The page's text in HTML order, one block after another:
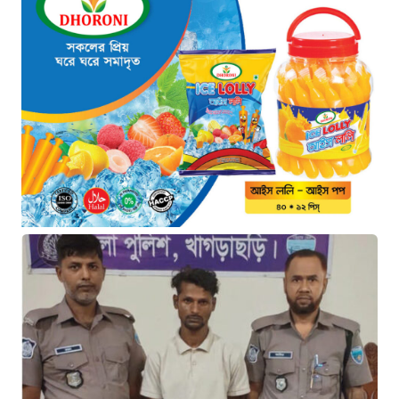
কারবারি গ্রেফতার
২ ঘণ্টা আগে
ঢাকা চট্টগ্রাম মহাসড়ক স্টার লাইন
বাসের ধাক্কায় অটোরিকশা চালক নিহত
২ ঘণ্টা আগে
হামে আরও ৬ শিশুর মৃত্যু, নতুন করে
আক্রান্ত ৮৫ জন
৫ ঘণ্টা আগে
মরণফাঁদ সুনামগঞ্জ সড়ক: মাঝরাস্তায়
খুঁটি, দেড় বছরে শতাধিক দুর্ঘটনা
৬ ঘণ্টা আগে
‘সচিবালয় অভিমুখে ১১ দলীয় ঐক্যের
পদযাত্রায় পুলিশের বাধা’
৬ ঘণ্টা আগে
নদীদূষণ রোধে কঠোর প্রধানমন্ত্রী: